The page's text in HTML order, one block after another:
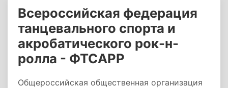
Всероссийская федерация
танцевального спорта и
акробатического рок-н-
ролла - ФТСАРР
Общероссийская общественная организация